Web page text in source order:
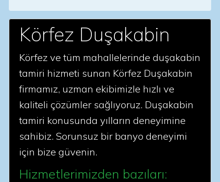
Körfez Duşakabin
Körfez ve tüm mahallelerinde duşakabin
tamiri hizmeti sunan Körfez Duşakabin
firmamız, uzman ekibimizle hızlı ve
kaliteli çözümler sağlıyoruz. Duşakabin
tamiri konusunda yılların deneyimine
sahibiz. Sorunsuz bir banyo deneyimi
için bize güvenin.
Hizmetlerimizden bazıları: